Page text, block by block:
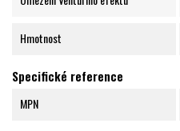
Hmotnost
Specifické reference
MPN